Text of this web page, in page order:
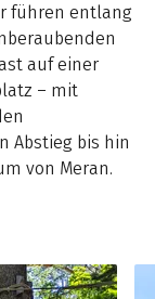
führen entlang
auf einer
– mit
Abstieg bis hin
von Meran.